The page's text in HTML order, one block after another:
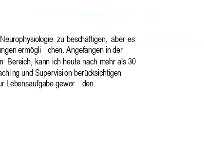
Neurophysiologie zu beschäftigen, aber es
ermögli chen. Angefangen in der
Bereich, kann ich heute nach mehr als 30
ng und Supervision berücksichtigen
Lebensaufgabe gewor den.